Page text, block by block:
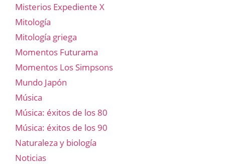
Misterios Expediente X
Mitología
Mitología griega
Momentos Futurama
Momentos Los Simpsons
Mundo Japón
Música
Música: éxitos de los 80
Música: éxitos de los 90
Naturaleza y biología
Noticias